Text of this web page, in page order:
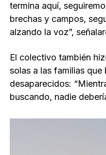
termina aquí,
brechas y campos,
alzando la voz”,
El colectivo también
solas a las familias que
desaparecidos:
buscando, nadie